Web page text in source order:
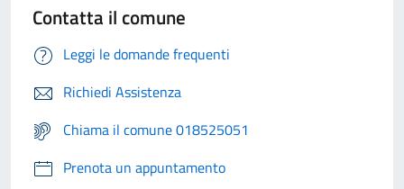
Contatta il comune
Leggi le domande frequenti
Richiedi Assistenza
Chiama il comune 018525051
Prenota un appuntamento